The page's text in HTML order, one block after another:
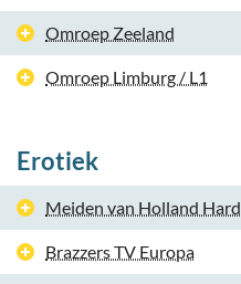
Omroep Zeeland
Omroep Limburg / L1
Erotiek
Meiden van Holland Hard
Brazzers TV Europa